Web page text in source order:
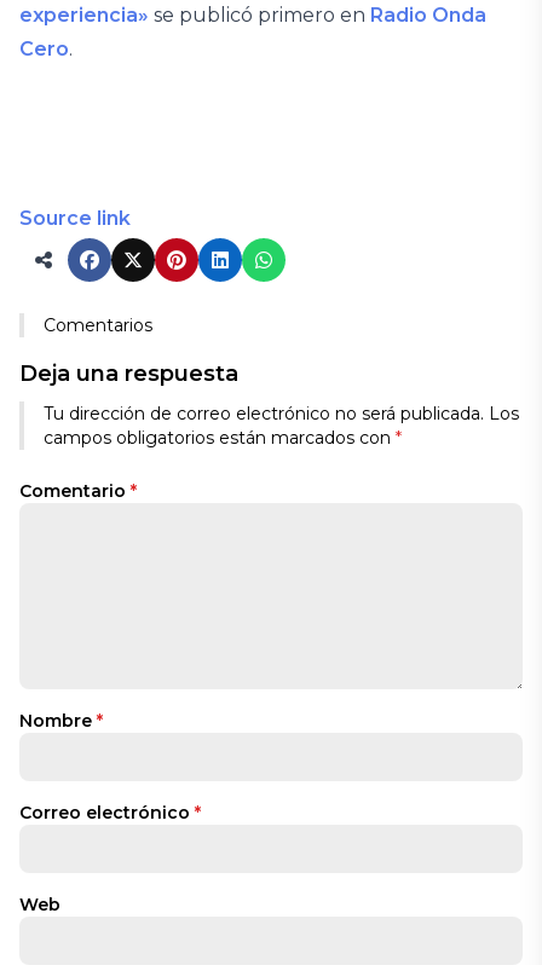
experiencia» se publicó primero en Radio Onda
Cero.
Source link
Comentarios
Deja una respuesta
Tu dirección de correo electrónico no será publicada. Los
campos obligatorios están marcados con *
Comentario *
Nombre *
Correo electrónico *
Web